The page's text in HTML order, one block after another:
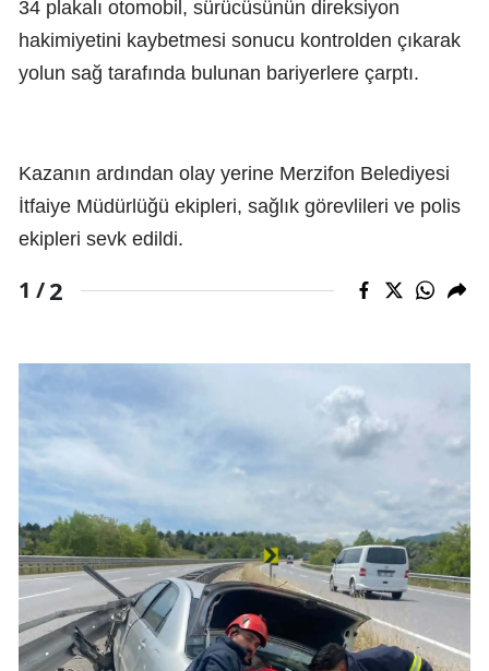
34 plakalı otomobil, sürücüsünün direksiyon
hakimiyetini kaybetmesi sonucu kontrolden çıkarak
yolun sağ tarafında bulunan bariyerlere çarptı.
Kazanın ardından olay yerine Merzifon Belediyesi
İtfaiye Müdürlüğü ekipleri, sağlık görevlileri ve polis
ekipleri sevk edildi.
1 /2